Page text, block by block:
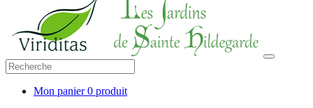
Mon panier0 produit